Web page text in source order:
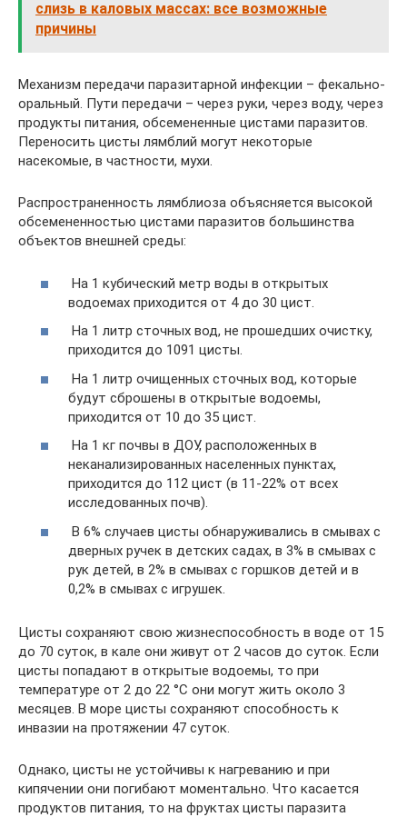
слизь в каловых массах: все возможные
причины
Механизм передачи паразитарной инфекции – фекально-
оральный. Пути передачи – через руки, через воду, через
продукты питания, обсемененные цистами паразитов.
Переносить цисты лямблий могут некоторые
насекомые, в частности, мухи.
Распространенность лямблиоза объясняется высокой
обсемененностью цистами паразитов большинства
объектов внешней среды:
На 1 кубический метр воды в открытых
водоемах приходится от 4 до 30 цист.
На 1 литр сточных вод, не прошедших очистку,
приходится до 1091 цисты.
На 1 литр очищенных сточных вод, которые
будут сброшены в открытые водоемы,
приходится от 10 до 35 цист.
На 1 кг почвы в ДОУ, расположенных в
неканализированных населенных пунктах,
приходится до 112 цист (в 11-22% от всех
исследованных почв).
В 6% случаев цисты обнаруживались в смывах с
дверных ручек в детских садах, в 3% в смывах с
рук детей, в 2% в смывах с горшков детей и в
0,2% в смывах с игрушек.
Цисты сохраняют свою жизнеспособность в воде от 15
до 70 суток, в кале они живут от 2 часов до суток. Если
цисты попадают в открытые водоемы, то при
температуре от 2 до 22 °C они могут жить около 3
месяцев. В море цисты сохраняют способность к
инвазии на протяжении 47 суток.
Однако, цисты не устойчивы к нагреванию и при
кипячении они погибают моментально. Что касается
продуктов питания, то на фруктах цисты паразита